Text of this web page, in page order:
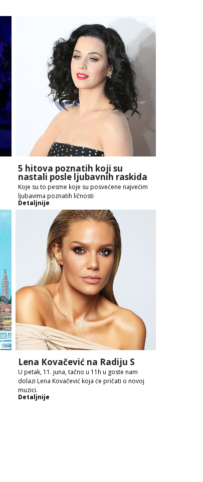
5 hitova poznatih koji su
nastali posle ljubavnih raskida
Koje su to pesme koje su posvećene najvećim
ljubavima poznatih ličnosti
Detaljnije
Lena Kovačević na Radiju S
U petak, 11. juna, tačno u 11h u goste nam
dolazi Lena Kovačević koja će pričati o novoj
muzici.
Detaljnije